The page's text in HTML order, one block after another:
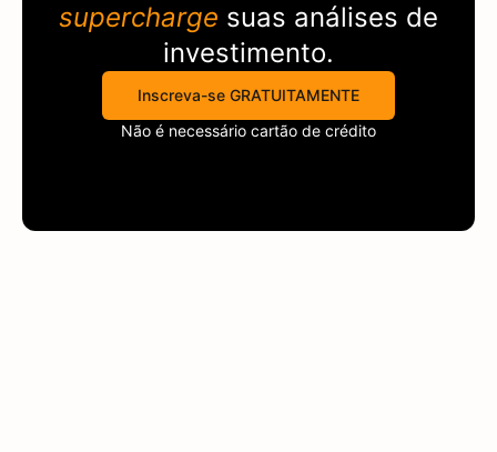
supercharge suas análises de
investimento.
Inscreva-se GRATUITAMENTE
Não é necessário cartão de crédito